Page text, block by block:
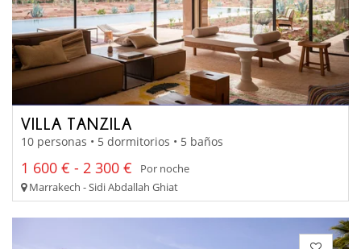
VILLA TANZILA
10 personas • 5 dormitorios • 5 baños
1 600 € - 2 300 €
Por noche
Marrakech - Sidi Abdallah Ghiat